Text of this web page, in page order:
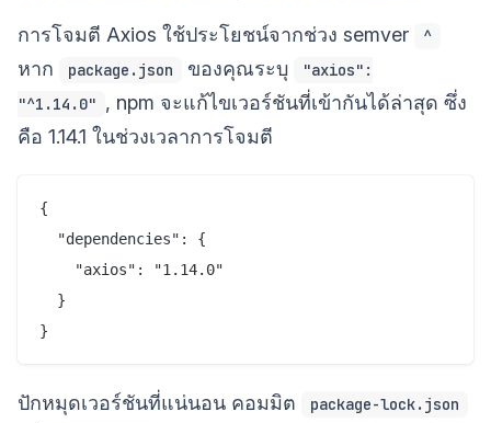
การโจมตี Axios ใช้ประโยชน์จากช่วง semver ^
หาก package.json ของคุณระบุ
"axios":
"^1.14.0" , npm จะแก้ไขเวอร์ชันที่เข้ากันได้ล่าสุด ซึ่ง
คือ 1.14.1 ในช่วงเวลาการโจมตี
{
  "dependencies": {
    "axios": "1.14.0"
  }
ปักหมุดเวอร์ชันที่แน่นอน คอมมิต package-lock.json